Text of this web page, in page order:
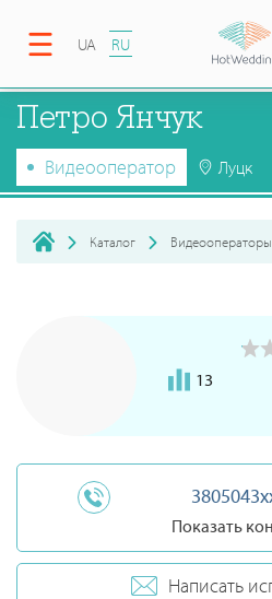
UA RU
Петро Янчук
Видеооператор Луцк
Каталог Видеооператоры
13
Показать
Написать